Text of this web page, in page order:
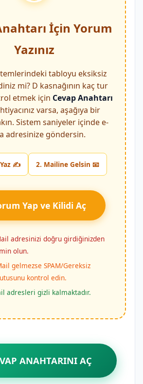
İçin Yorum
Yazınız
tabloyu eksiksiz
mi? D kasnağının kaç tur
etmek için Cevap Anahtarı
varsa, aşağıya bir
Sistem saniyeler içinde e-
adresinize göndersin.
✍️ 2. Mailine Gelsin 📧
Yap ve Kilidi Aç
adresinizi doğru girdiğinizden
olun.
gelmezse SPAM/Gereksiz
kontrol edin.
adresleri gizli kalmaktadır.
ANAHTARINI AÇ